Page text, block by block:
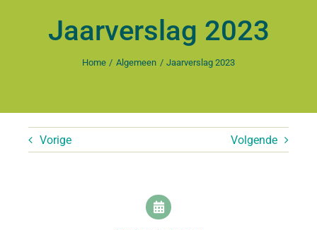
Jaarverslag 2023
Home Algemeen Jaarverslag 2023
Vorige Volgende